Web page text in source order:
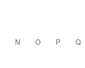
N O P Q